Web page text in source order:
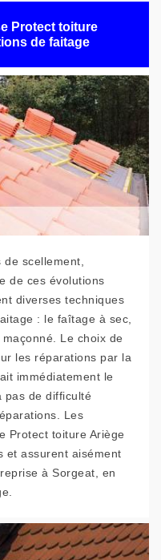
Protect toiture
de faitage
scellement,
de ces évolutions
diverses techniques
: le faîtage à sec,
Le choix de
les réparations par la
immédiatement le
pas de difficulté
Les
Protect toiture Ariège
et assurent aisément
à Sorgeat, en